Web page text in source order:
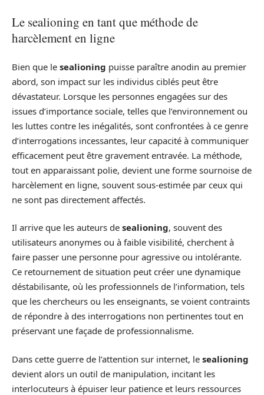
Le sealioning en tant que méthode de
harcèlement en ligne
Bien que le sealioning puisse paraître anodin au premier
abord, son impact sur les individus ciblés peut être
dévastateur. Lorsque les personnes engagées sur des
issues d’importance sociale, telles que l’environnement ou
les luttes contre les inégalités, sont confrontées à ce genre
d’interrogations incessantes, leur capacité à communiquer
efficacement peut être gravement entravée. La méthode,
tout en apparaissant polie, devient une forme sournoise de
harcèlement en ligne, souvent sous-estimée par ceux qui
ne sont pas directement affectés.
Il arrive que les auteurs de sealioning, souvent des
utilisateurs anonymes ou à faible visibilité, cherchent à
faire passer une personne pour agressive ou intolérante.
Ce retournement de situation peut créer une dynamique
déstabilisante, où les professionnels de l’information, tels
que les chercheurs ou les enseignants, se voient contraints
de répondre à des interrogations non pertinentes tout en
préservant une façade de professionnalisme.
Dans cette guerre de l’attention sur internet, le sealioning
devient alors un outil de manipulation, incitant les
interlocuteurs à épuiser leur patience et leurs ressources